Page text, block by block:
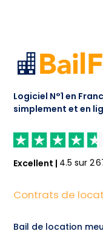
Logiciel N°1 en
simplement et en
Excellent | 4.5 sur2
Contrats de
Bail de location